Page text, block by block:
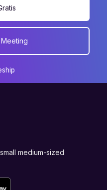
medium-sized